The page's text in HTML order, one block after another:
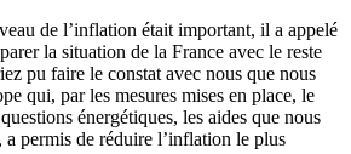
de l’inflation était important, il a appelé
la situation de la France avec le reste
pu faire le constat avec nous que nous
qui, par les mesures mises en place, le
énergétiques, les aides que nous
a permis de réduire l’inflation le plus